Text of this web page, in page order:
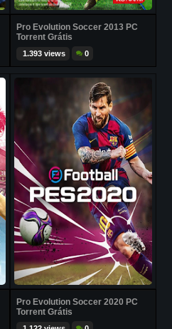
Pro Evolution Soccer 2013 PC
Torrent Grátis
1.393 views 0
Pro Evolution Soccer 2020 PC
Torrent Grátis